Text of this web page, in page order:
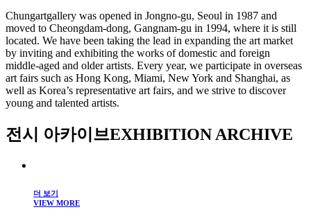
Chungartgallery was opened in Jongno-gu, Seoul in 1987 and
moved to Cheongdam-dong, Gangnam-gu in 1994, where it is still
located. We have been taking the lead in expanding the art market
by inviting and exhibiting the works of domestic and foreign
middle-aged and older artists. Every year, we participate in overseas
art fairs such as Hong Kong, Miami, New York and Shanghai, as
well as Korea’s representative art fairs, and we strive to discover
young and talented artists.
전시 아카이브EXHIBITION ARCHIVE
더 보기
VIEW MORE